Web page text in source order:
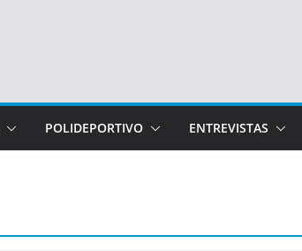
POLIDEPORTIVO ENTREVISTAS